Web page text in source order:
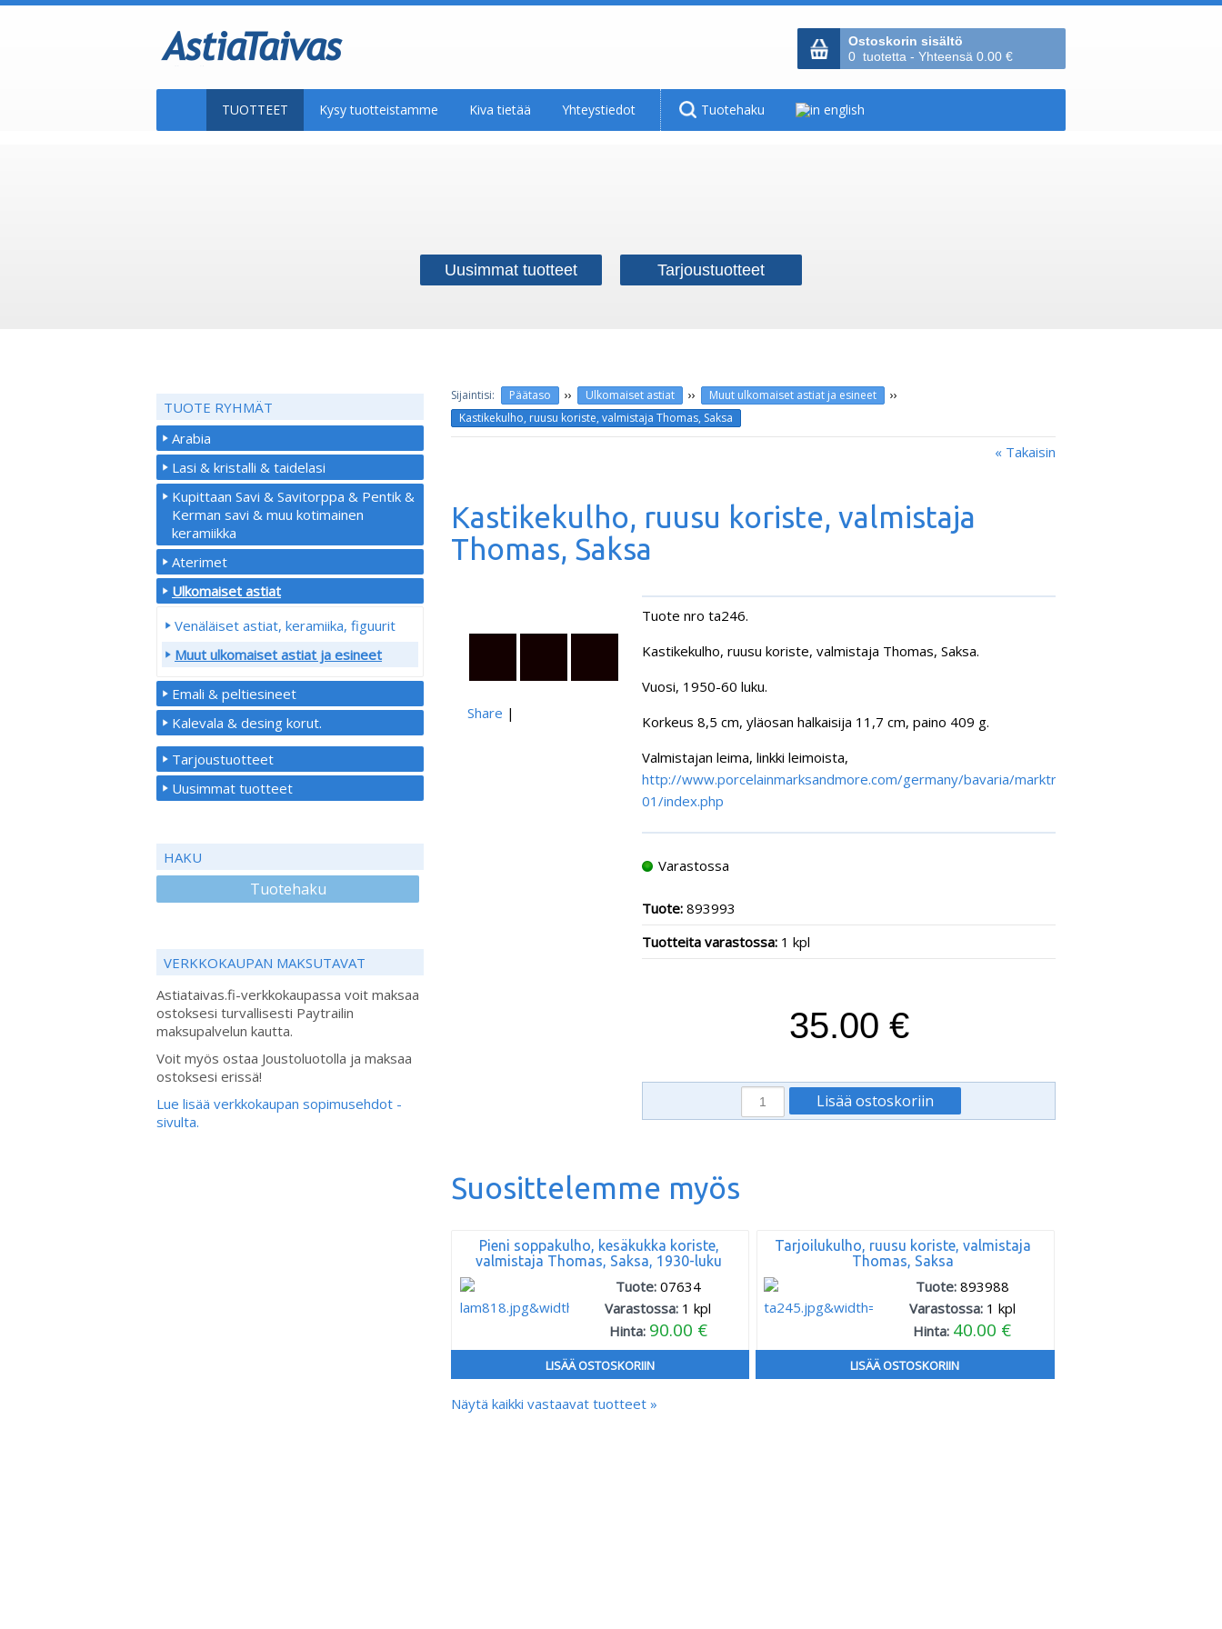
Ostoskorin sisältö
0 tuotetta - Yhteensä 0.00 €
TUOTTEET Kysy tuotteistamme Kiva tietää Yhteystiedot Tuotehaku
Uusimmat tuotteet Tarjoustuotteet
Päätaso ›› Ulkomaiset astiat ›› Muut ulkomaiset astiat ja esineet ››
Kastikekulho, ruusu koriste, valmistaja Thomas, Saksa
« Takaisin
Kastikekulho, ruusu koriste, valmistaja
Thomas, Saksa
Share |
Tuote nro ta246.
Kastikekulho, ruusu koriste, valmistaja Thomas, Saksa.
Vuosi, 1950-60 luku.
Korkeus 8,5 cm, yläosan halkaisija 11,7 cm, paino 409 g.
Valmistajan leima, linkki leimoista,
http://www.porcelainmarksandmore.com/germany/bavaria/marktredwitz-
01/index.php
Varastossa
Tuote: 893993
Tuotteita varastossa: 1 kpl
35.00 €
Suosittelemme myös
Pieni soppakulho, kesäkukka koriste,
valmistaja Thomas, Saksa, 1930-luku
Tuote: 07634
Varastossa: 1 kpl
Hinta: 90.00 €
LISÄÄ OSTOSKORIIN
Tarjoilukulho, ruusu koriste, valmistaja
Thomas, Saksa
Tuote: 893988
Varastossa: 1 kpl
Hinta: 40.00 €
LISÄÄ OSTOSKORIIN
Näytä kaikki vastaavat tuotteet »
TUOTE RYHMÄT
Arabia
Lasi & kristalli & taidelasi
Kupittaan Savi & Savitorppa & Pentik &
Kerman savi & muu kotimainen
keramiikka
Aterimet
Ulkomaiset astiat
Venäläiset astiat, keramiika, figuurit
Muut ulkomaiset astiat ja esineet
Emali & peltiesineet
Kalevala & desing korut.
Tarjoustuotteet
Uusimmat tuotteet
HAKU
Tuotehaku
VERKKOKAUPAN MAKSUTAVAT
Astiataivas.fi-verkkokaupassa voit maksaa
ostoksesi turvallisesti Paytrailin
maksupalvelun kautta.
Voit myös ostaa Joustoluotolla ja maksaa
ostoksesi erissä!
Lue lisää verkkokaupan sopimusehdot -
sivulta.